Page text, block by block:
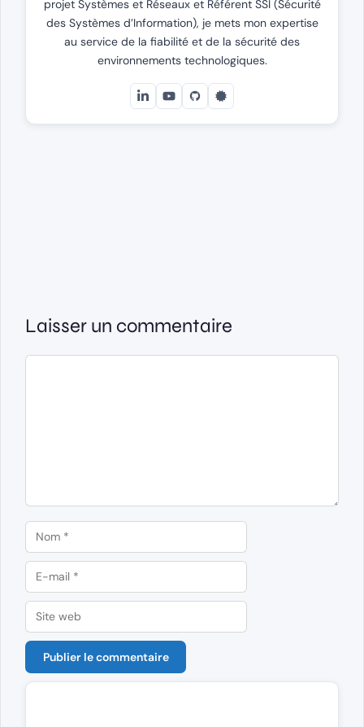
projet Systèmes et Réseaux et Référent SSI (Sécurité
des Systèmes d’Information), je mets mon expertise
au service de la fiabilité et de la sécurité des
environnements technologiques.
Laisser un commentaire
Nom
E-
mail
Site
web